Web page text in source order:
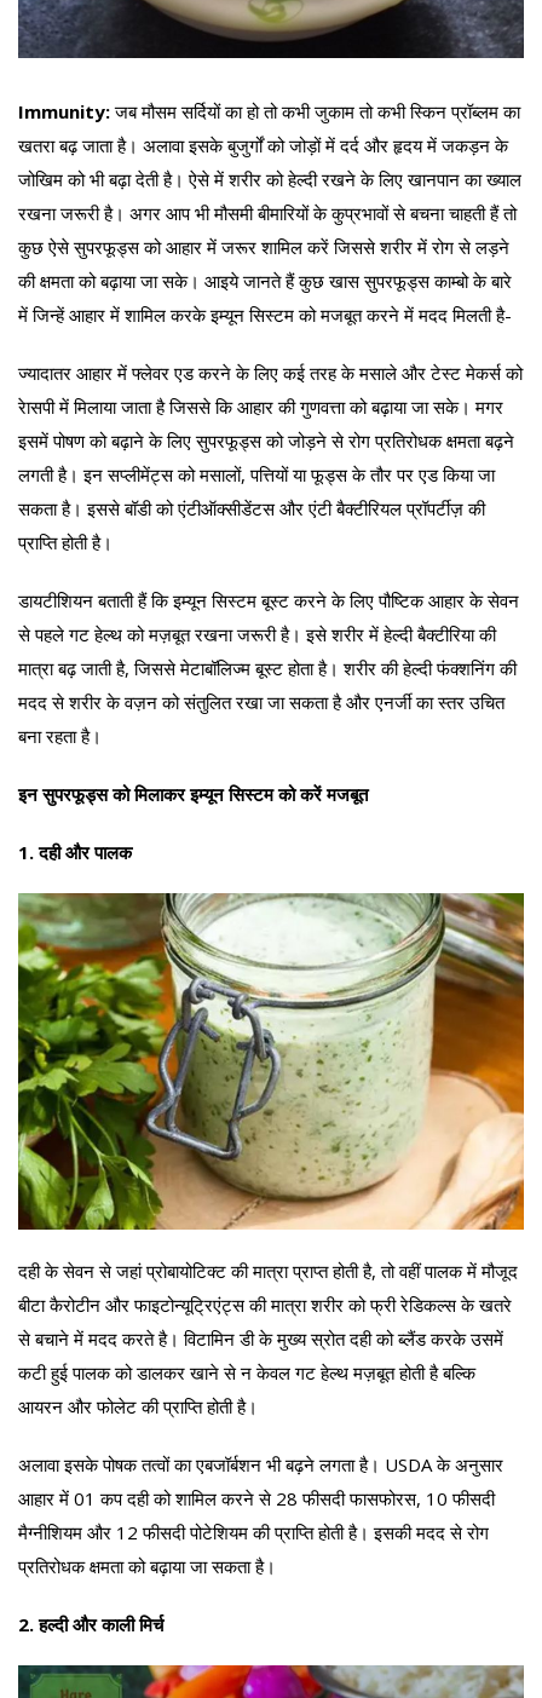
Immunity:जब मौसम सर्दियों का हो तो कभी जुकाम तो कभी स्किन प्रॉब्लम का
खतरा बढ़ जाता है। अलावा इसके बुजुर्गों को जोड़ों में दर्द और हृदय में जकड़न के
जोखिम को भी बढ़ा देती है। ऐसे में शरीर को हेल्दी रखने के लिए खानपान का ख्याल
रखना जरूरी है। अगर आप भी मौसमी बीमारियों के कुप्रभावों से बचना चाहती हैं तो
कुछ ऐसे सुपरफूड्स को आहार में जरूर शामिल करें जिससे शरीर में रोग से लड़ने
की क्षमता को बढ़ाया जा सके। आइये जानते हैं कुछ खास सुपरफूड्स काम्बो के बारे
में जिन्हें आहार में शामिल करके इम्यून सिस्टम को मजबूत करने में मदद मिलती है-
ज्यादातर आहार में फ्लेवर एड करने के लिए कई तरह के मसाले और टेस्ट मेकर्स को
रेासपी में मिलाया जाता है जिससे कि आहार की गुणवत्ता को बढ़ाया जा सके। मगर
इसमें पोषण को बढ़ाने के लिए सुपरफूड्स को जोड़ने से रोग प्रतिरोधक क्षमता बढ़ने
लगती है। इन सप्लीमेंट्स को मसालों, पत्तियों या फूड्स के तौर पर एड किया जा
सकता है। इससे बॉडी को एंटीऑक्सीडेंटस और एंटी बैक्टीरियल प्रॉपर्टीज़ की
प्राप्ति होती है।
डायटीशियन बताती हैं कि इम्यून सिस्टम बूस्ट करने के लिए पौष्टिक आहार के सेवन
से पहले गट हेल्थ को मज़बूत रखना जरूरी है। इसे शरीर में हेल्दी बैक्टीरिया की
मात्रा बढ़ जाती है, जिससे मेटाबॉलिज्म बूस्ट होता है। शरीर की हेल्दी फंक्शनिंग की
मदद से शरीर के वज़न को संतुलित रखा जा सकता है और एनर्जी का स्तर उचित
बना रहता है।
इन सुपरफूड्स को मिलाकर इम्यून सिस्टम को करें मजबूत
1. दही और पालक
दही के सेवन से जहां प्रोबायोटिक्ट की मात्रा प्राप्त होती है, तो वहीं पालक में मौजूद
बीटा कैरोटीन और फाइटोन्यूट्रिएंट्स की मात्रा शरीर को फ्री रेडिकल्स के खतरे
से बचाने में मदद करते है। विटामिन डी के मुख्य स्रोत दही को ब्लैंड करके उसमें
कटी हुई पालक को डालकर खाने से न केवल गट हेल्थ मज़बूत होती है बल्कि
आयरन और फोलेट की प्राप्ति होती है।
अलावा इसके पोषक तत्वों का एबजॉर्बशन भी बढ़ने लगता है। USDA के अनुसार
आहार में 01 कप दही को शामिल करने से 28 फीसदी फासफोरस, 10 फीसदी
मैग्नीशियम और 12 फीसदी पोटेशियम की प्राप्ति होती है। इसकी मदद से रोग
प्रतिरोधक क्षमता को बढ़ाया जा सकता है।
2. हल्दी और काली मिर्च